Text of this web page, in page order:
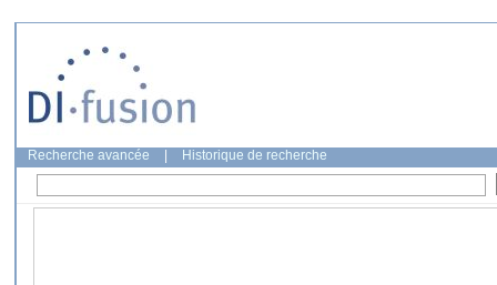
Recherche avancée Historique de recherche